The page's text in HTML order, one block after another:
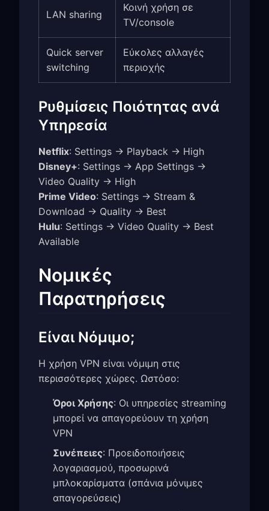
LAN sharing
Κοινή χρήση σε
TV/console
Quick server
switching
Εύκολες αλλαγές
περιοχής
Ρυθμίσεις Ποιότητας ανά
Υπηρεσία
Netflix: Settings → Playback → High
Disney+: Settings → App Settings →
Video Quality → High
Prime Video: Settings → Stream &
Download → Quality → Best
Hulu: Settings → Video Quality → Best
Available
Νομικές
Παρατηρήσεις
Είναι Νόμιμο;
Η χρήση VPN είναι νόμιμη στις
περισσότερες χώρες. Ωστόσο:
Όροι Χρήσης: Οι υπηρεσίες streaming
μπορεί να απαγορεύουν τη χρήση
VPN
Συνέπειες: Προειδοποιήσεις
λογαριασμού, προσωρινά
μπλοκαρίσματα (σπάνια μόνιμες
απαγορεύσεις)